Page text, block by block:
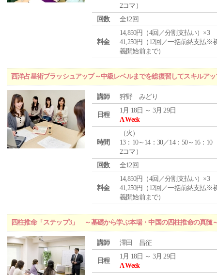
2コマ）
回数
全12回
料金
14,850円（4回／分割支払い）×3
41,250円（12回／一括前納支払※
義開始前まで）
西洋占星術ブラッシュアップ～中級レベルまでを総復習してスキルア
講師 狩野 みどり
日程
1月 18日 ～ 3月 29日
A Week
時間
（火 ）
13：10～14：30／14：50～16：10
2コマ）
回数
全12回
料金
14,850円（4回／分割支払い）×3
41,250円（12回／一括前納支払※
義開始前まで）
四柱推命「ステップ3」 ～基礎から学ぶ本場・中国の四柱推命の真髄
講師 澤田 昌征
日程
1月 18日 ～ 3月 29日
A Week